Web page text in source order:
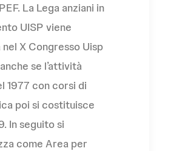
La Lega anziani in
UISP viene
X Congresso Uisp
se l’attività
1977 con corsi di
poi si costituisce
In seguito si
come Area per